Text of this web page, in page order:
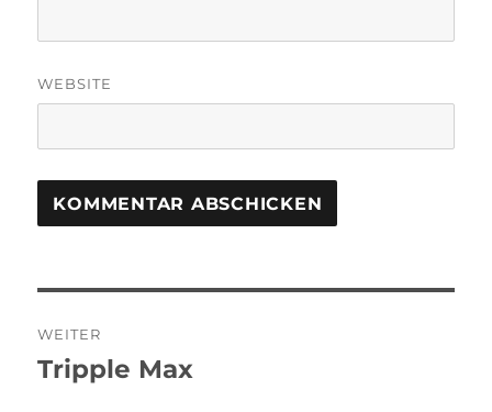
WEBSITE
WEITER
Nächster
Tripple Max